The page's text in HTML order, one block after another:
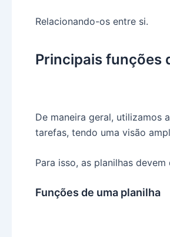
Relacionando-os entre si.
Principais funções
De maneira geral, utilizamos
tarefas, tendo uma visão
Para isso, as planilhas
Funções de uma planilha